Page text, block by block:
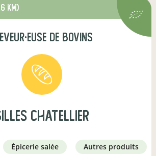
km)
de bovins
Chatellier
épicerie salée autres produits